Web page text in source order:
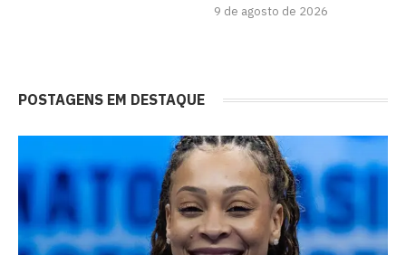
9 de agosto de 2026
POSTAGENS EM DESTAQUE